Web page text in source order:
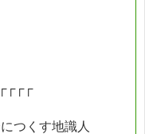
つくす地識人